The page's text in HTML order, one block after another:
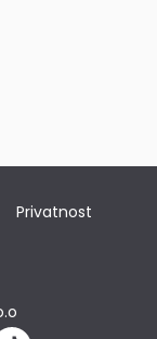
Privatnost